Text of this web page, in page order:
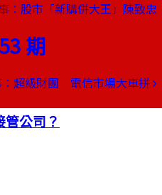
：股市「新購併大王」陳致忠
期
：超級財團 電信市場大車拼
公司？